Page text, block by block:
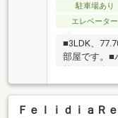
駐車場あり
エレベーター
■3LDK、
部屋です。■
有 ご高齢の
北小学校ま
す。■建物
ＦｅｌｉｄｉａＲ